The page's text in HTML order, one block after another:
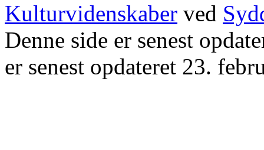
Kulturvidenskaber ved
Denne side er senest
er senest opdateret 23.